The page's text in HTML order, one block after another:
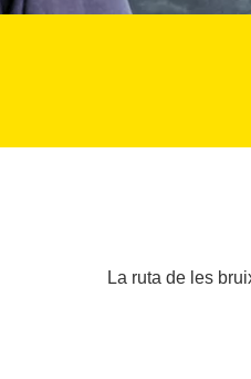
La ruta de les